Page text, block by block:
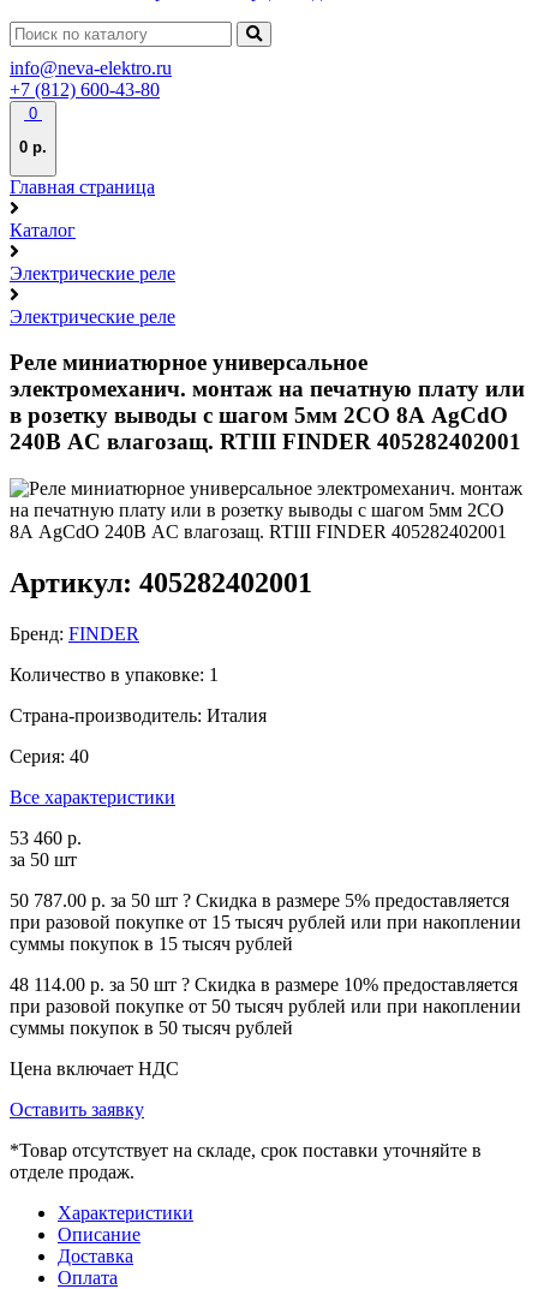
info@neva-elektro.ru
+7 (812) 600-43-80
0
0 р.
Главная страница
Каталог
Электрические реле
Электрические реле
Реле миниатюрное универсальное
электромеханич. монтаж на печатную плату или
в розетку выводы с шагом 5мм 2CO 8А AgCdO
240В AC влагозащ. RTIII FINDER 405282402001
Артикул: 405282402001
Бренд: FINDER
Количество в упаковке: 1
Страна-производитель: Италия
Серия: 40
Все характеристики
53 460 р.
за 50 шт
50 787.00 р. за 50 шт ? Cкидка в размере 5% предоставляется
при разовой покупке от 15 тысяч рублей или при накоплении
суммы покупок в 15 тысяч рублей
48 114.00 р. за 50 шт ? Cкидка в размере 10% предоставляется
при разовой покупке от 50 тысяч рублей или при накоплении
суммы покупок в 50 тысяч рублей
Цена включает НДС
Оставить заявку
*Товар отсутствует на складе, срок поставки уточняйте в
отделе продаж.
Характеристики
Описание
Доставка
Оплата